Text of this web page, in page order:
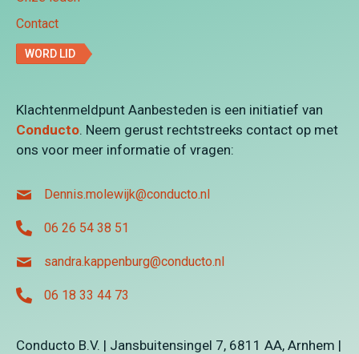
Klachtenmeldpunt Aanbesteden is een initiatief van
Conducto. Neem gerust rechtstreeks contact op met
ons voor meer informatie of vragen:
Dennis.molewijk@conducto.nl
06 26 54 38 51
sandra.kappenburg@conducto.nl
06 18 33 44 73
Conducto B.V. | Jansbuitensingel 7, 6811 AA, Arnhem |
Contact
WORD LID